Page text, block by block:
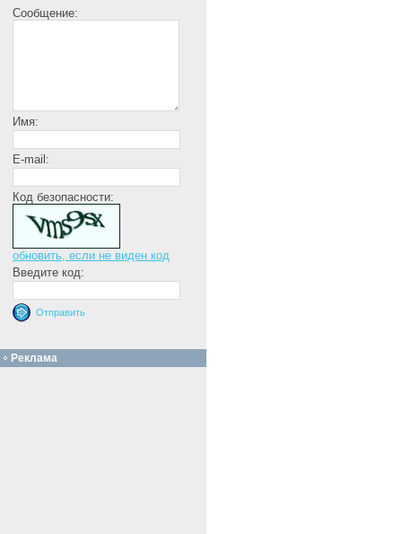
Сообщение:
Имя:
E-mail:
Код безопасности:
обновить, если не виден код
Введите код:
Реклама